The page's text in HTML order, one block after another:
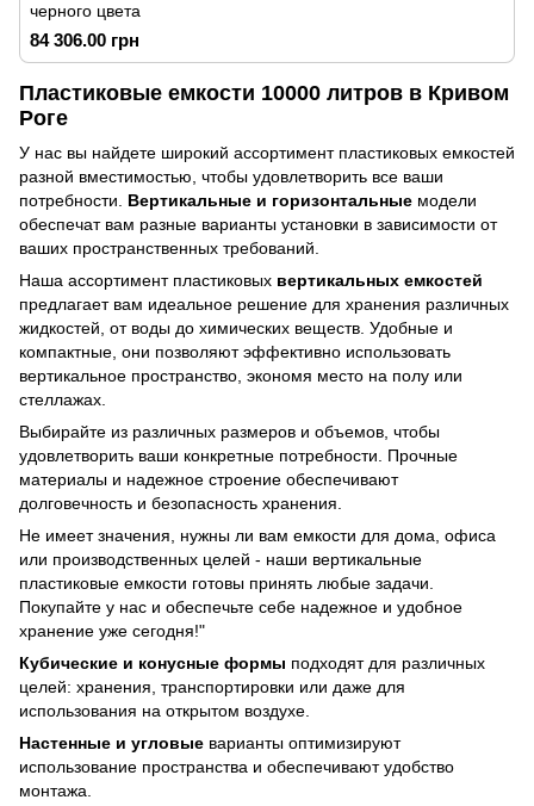
черного цвета
84 306.00 грн
Пластиковые емкости 10000 литров в Кривом
Роге
У нас вы найдете широкий ассортимент пластиковых емкостей
разной вместимостью, чтобы удовлетворить все ваши
потребности. Вертикальные и горизонтальные модели
обеспечат вам разные варианты установки в зависимости от
ваших пространственных требований.
Наша ассортимент пластиковых вертикальных емкостей
предлагает вам идеальное решение для хранения различных
жидкостей, от воды до химических веществ. Удобные и
компактные, они позволяют эффективно использовать
вертикальное пространство, экономя место на полу или
стеллажах.
Выбирайте из различных размеров и объемов, чтобы
удовлетворить ваши конкретные потребности. Прочные
материалы и надежное строение обеспечивают
долговечность и безопасность хранения.
Не имеет значения, нужны ли вам емкости для дома, офиса
или производственных целей - наши вертикальные
пластиковые емкости готовы принять любые задачи.
Покупайте у нас и обеспечьте себе надежное и удобное
хранение уже сегодня!"
Кубические и конусные формы подходят для различных
целей: хранения, транспортировки или даже для
использования на открытом воздухе.
Настенные и угловые варианты оптимизируют
использование пространства и обеспечивают удобство
монтажа.